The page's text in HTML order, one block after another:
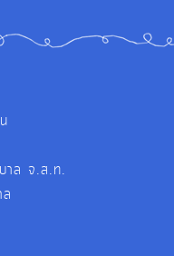
าล จ.ส.ท.